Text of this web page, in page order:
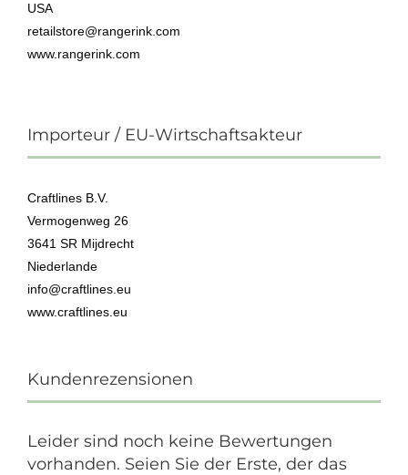
USA
retailstore@rangerink.com
www.rangerink.com
Importeur / EU-Wirtschaftsakteur
Craftlines B.V.
Vermogenweg 26
3641 SR Mijdrecht
Niederlande
info@craftlines.eu
www.craftlines.eu
Kundenrezensionen
Leider sind noch keine Bewertungen
vorhanden. Seien Sie der Erste, der das